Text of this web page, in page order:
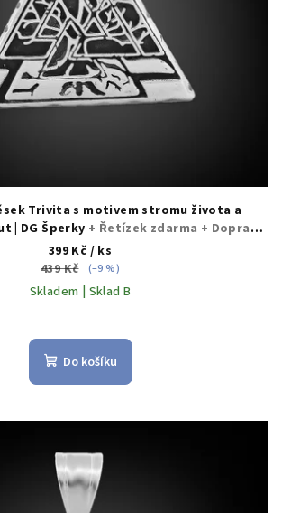
Trivita s motivem stromu života a
| DG Šperky + Řetízek zdarma + Doprava
+ Dárkové balení zdarma
399 Kč / ks
439 Kč
(–9 %)
Skladem | Sklad B
Do košíku